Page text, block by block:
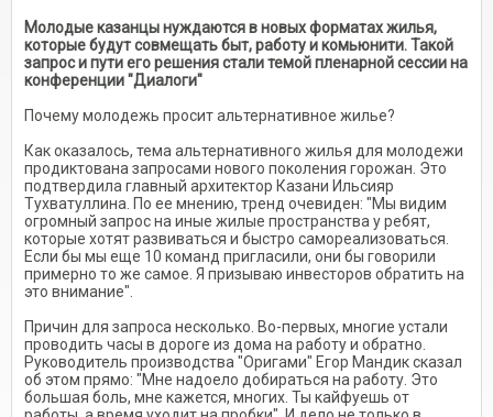
Молодые казанцы нуждаются в новых форматах жилья,
которые будут совмещать быт, работу и комьюнити. Такой
запрос и пути его решения стали темой пленарной сессии на
конференции "Диалоги"
Почему молодежь просит альтернативное жилье?
Как оказалось, тема альтернативного жилья для молодежи
продиктована запросами нового поколения горожан. Это
подтвердила главный архитектор Казани Ильсияр
Тухватуллина. По ее мнению, тренд очевиден: "Мы видим
огромный запрос на иные жилые пространства у ребят,
которые хотят развиваться и быстро самореализоваться.
Если бы мы еще 10 команд пригласили, они бы говорили
примерно то же самое. Я призываю инвесторов обратить на
это внимание".
Причин для запроса несколько. Во-первых, многие устали
проводить часы в дороге из дома на работу и обратно.
Руководитель производства "Оригами" Егор Мандик сказал
об этом прямо: "Мне надоело добираться на работу. Это
большая боль, мне кажется, многих. Ты кайфуешь от